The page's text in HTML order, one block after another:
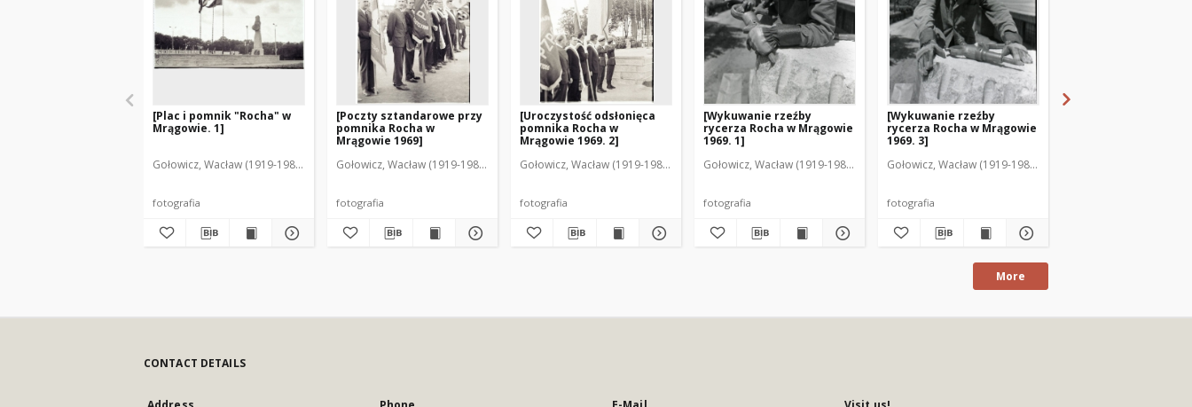
[Plac i pomnik "Rocha" w
Mrągowie. 1]
Gołowicz, Wacław (1919-1983). Fot.
fotografia
[Poczty sztandarowe przy
pomnika Rocha w
Mrągowie 1969]
Gołowicz, Wacław (1919-1983). Fot.
fotografia
[Uroczystość odsłonięca
pomnika Rocha w
Mrągowie 1969. 2]
Gołowicz, Wacław (1919-1983). Fot.
fotografia
[Wykuwanie rzeźby
rycerza Rocha w Mrągowie
1969. 1]
Gołowicz, Wacław (1919-1983). Fot.
fotografia
[Wykuwanie rzeźby
rycerza Rocha w Mrągowie
1969. 3]
Gołowicz, Wacław (1919-1983). Fot.
fotografia
More
CONTACT DETAILS